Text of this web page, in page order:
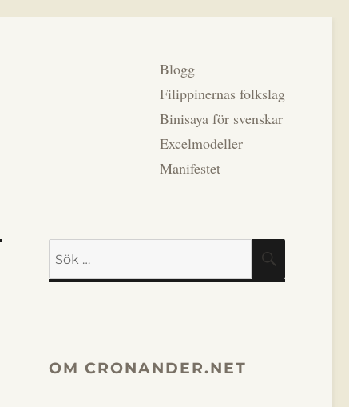
Blogg
Filippinernas folkslag
Binisaya för svenskar
Excelmodeller
Manifestet
OM CRONANDER.NET